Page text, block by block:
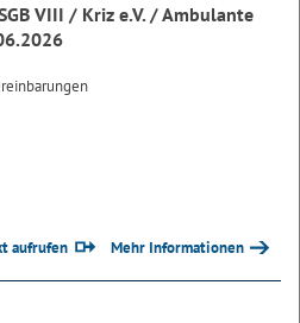
VIII / Kriz e.V. / Ambulante
aufrufen Mehr Informationen